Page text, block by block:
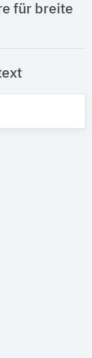
für breite